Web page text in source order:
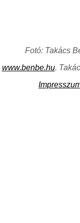
Fotó: Takács
www.benbe.hu.